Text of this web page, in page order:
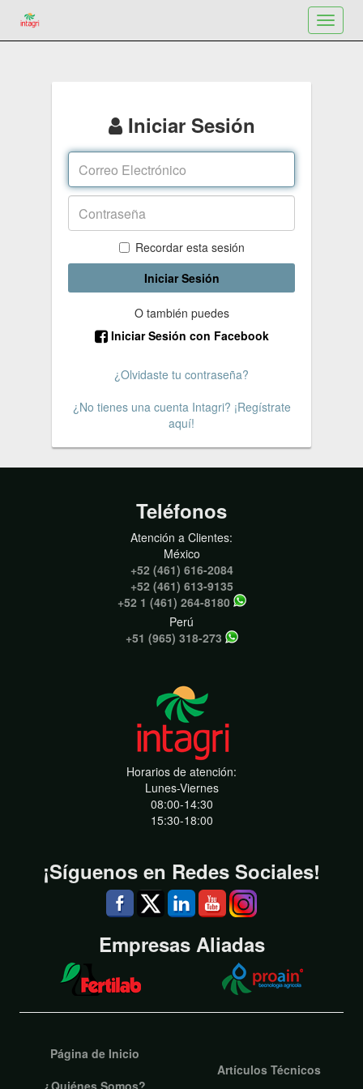
Toggle
Iniciar Sesión
Recordar esta sesión
Iniciar Sesión
O también puedes
Iniciar Sesión con Facebook
¿Olvidaste tu contraseña?
¿No tienes una cuenta Intagri? ¡Regístrate
aquí!
Teléfonos
Atención a Clientes:
México
+52 (461) 616-2084
+52 (461) 613-9135
+52 1 (461) 264-8180
Perú
+51 (965) 318-273
Horarios de atención:
Lunes-Viernes
08:00-14:30
15:30-18:00
¡Síguenos en Redes Sociales!
Empresas Aliadas
Página de Inicio
¿Quiénes Somos?
Artículos Técnicos